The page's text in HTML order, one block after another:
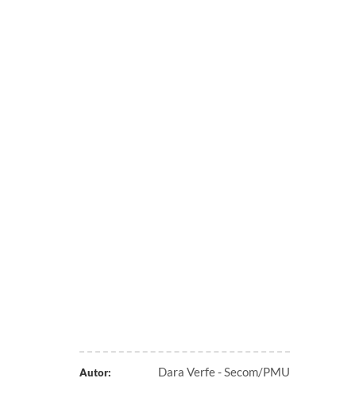
Autor: Dara Verfe - Secom/PMU